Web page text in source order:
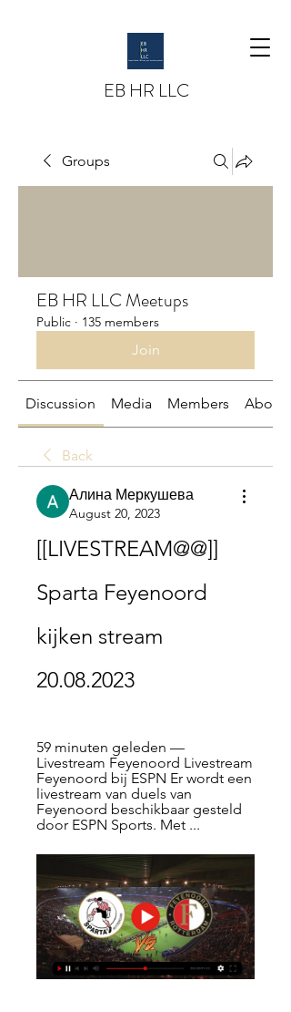
EB HR LLC
Groups
EB HR LLC Meetups
Public · 135 members
Join
Discussion Media Members About
Back
Алина Меркушева
August 20, 2023
[[LIVESTREAM@@]]
Sparta Feyenoord
kijken stream
20.08.2023
59 minuten geleden —
Livestream Feyenoord Livestream
Feyenoord bij ESPN Er wordt een
livestream van duels van
Feyenoord beschikbaar gesteld
door ESPN Sports. Met ...